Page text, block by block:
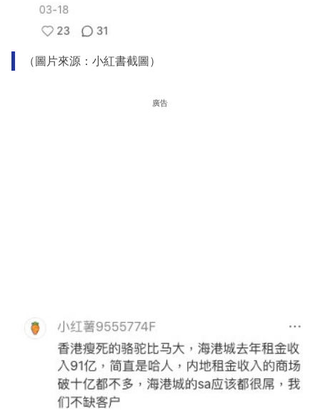
（圖片來源：小紅書截圖）
廣告